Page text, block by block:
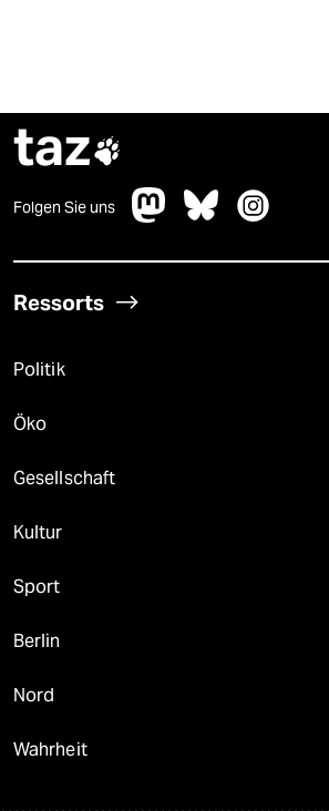
taz
Folgen Sie uns
Ressorts
Politik
Öko
Gesellschaft
Kultur
Sport
Berlin
Nord
Wahrheit